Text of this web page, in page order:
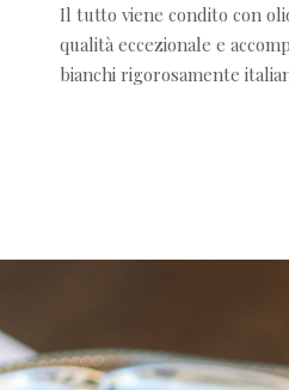
Il tutto viene condito con
qualità eccezionale e
bianchi rigorosamente